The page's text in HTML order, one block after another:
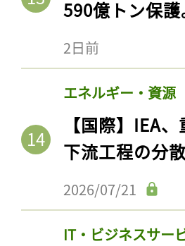
590億トン保
2日前
エネルギー・資源
【国際】IEA
下流工程の分
2026/07/21
IT・ビジネスサー